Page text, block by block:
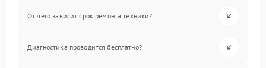
От чего зависит срок ремонта техники?
Диагностика проводится бесплатно?